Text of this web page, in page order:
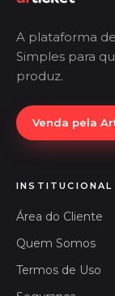
A plataforma
Simples para
produz.
Venda pela
INSTITUCIONAL
Área do Cliente
Quem Somos
Termos de Uso